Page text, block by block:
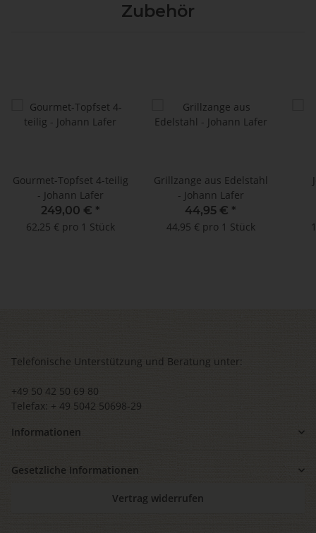
Zubehör
Gourmet-Topfset 4-teilig
- Johann Lafer
249,00 € *
62,25 € pro 1 Stück
Grillzange aus Edelstahl
- Johann Lafer
44,95 € *
44,95 € pro 1 Stück
Telefonische Unterstützung und Beratung unter:
+49 50 42 50 69 80
Telefax: + 49 5042 50698-29
Informationen
Gesetzliche Informationen
Vertrag widerrufen